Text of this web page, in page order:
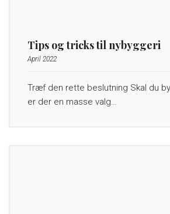
Tips og tricks til nybyggeri
April 2022
Træf den rette beslutning Skal du
er der en masse valg…